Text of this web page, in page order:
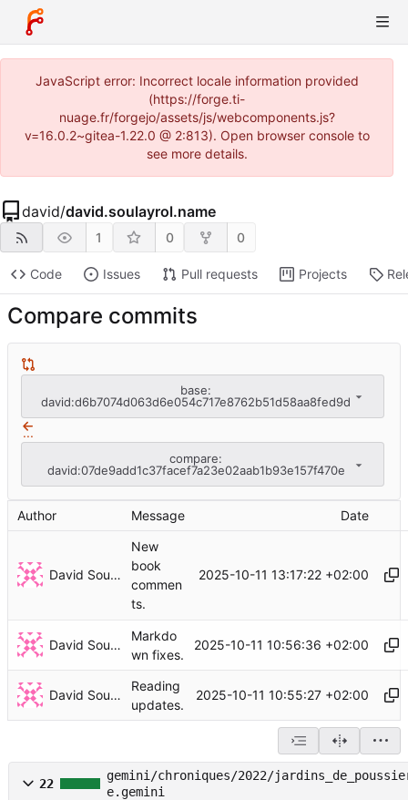
JavaScript error: Incorrect locale information provided
(https://forge.ti-
nuage.fr/forgejo/assets/js/webcomponents.js?
v=16.0.2~gitea-1.22.0 @ 2:813). Open browser console to
see more details.
david/david.soulayrol.name
1 0 0
Code Issues Pull requests Projects
Compare commits
base:
david:d6b7074d063d6e054c717e8762b51d58aa8fed9d
...
compare:
david:07de9add1c37facef7a23e02aab1b93e157f470e
Author Message Date
David Soulayrol
New
book
commen
ts.
2025-10-11 13:17:22 +02:00
David Soulayrol
Markdo
wn fixes.
2025-10-11 10:56:36 +02:00
David Soulayrol
Reading
updates.
2025-10-11 10:55:27 +02:00
22
gemini/chroniques/2022/
e.gemini